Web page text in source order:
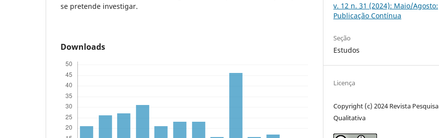
se pretende investigar.
Downloads
v. 12 n. 31 (2024): Maio/Agosto:
Publicação Contínua
Seção
Estudos
Licença
Copyright (c) 2024 Revista Pesquisa
Qualitativa